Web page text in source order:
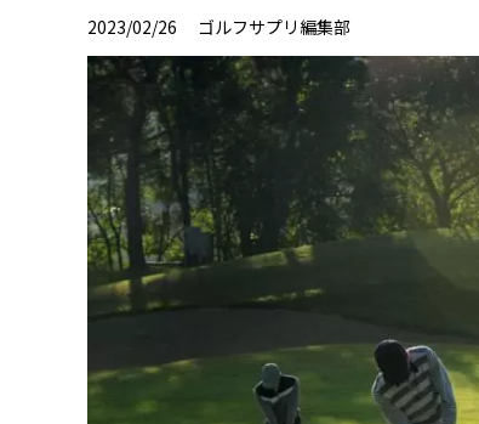
2023/02/26 ゴルフサプリ編集部